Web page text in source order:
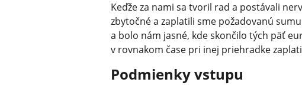
Keďže za nami sa tvoril rad a postávali
zbytočné a zaplatili sme požadovanú
a bolo nám jasné, kde skončilo tých päť
v rovnakom čase pri inej priehradke
Podmienky vstupu